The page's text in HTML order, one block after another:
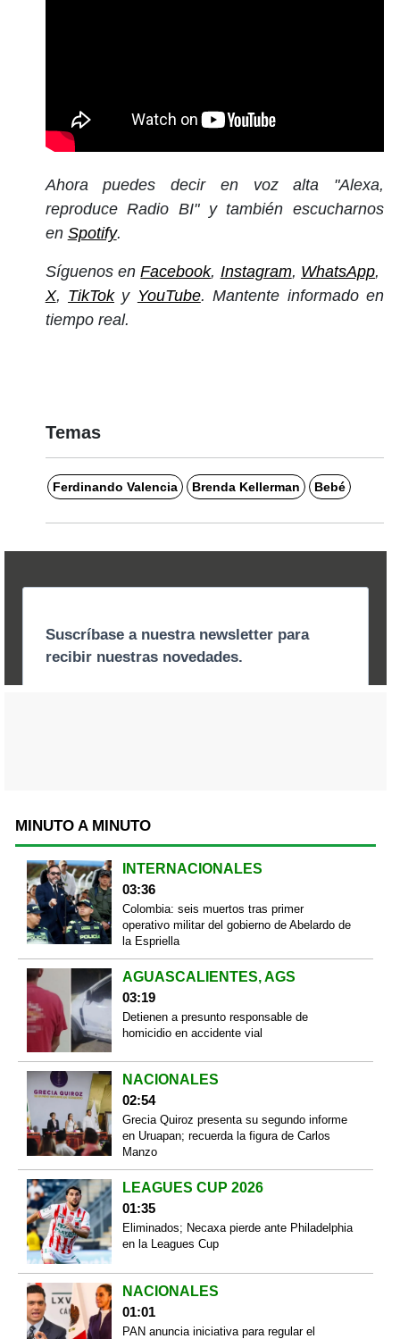
Ahora puedes decir en voz alta "Alexa,
reproduce Radio BI" y también escucharnos
en Spotify.
Síguenos enFacebook, Instagram, WhatsApp,
X, TikToky YouTube. Mantente informado en
tiempo real.
Temas
Ferdinando Valencia Brenda Kellerman Bebé
MINUTO A MINUTO
INTERNACIONALES
03:36
Colombia: seis muertos tras primer
operativo militar del gobierno de Abelardo de
la Espriella
AGUASCALIENTES, AGS
03:19
Detienen a presunto responsable de
homicidio en accidente vial
NACIONALES
02:54
Grecia Quiroz presenta su segundo informe
en Uruapan; recuerda la figura de Carlos
Manzo
LEAGUES CUP 2026
01:35
Eliminados; Necaxa pierde ante Philadelphia
en la Leagues Cup
NACIONALES
01:01
PAN anuncia iniciativa para regular el